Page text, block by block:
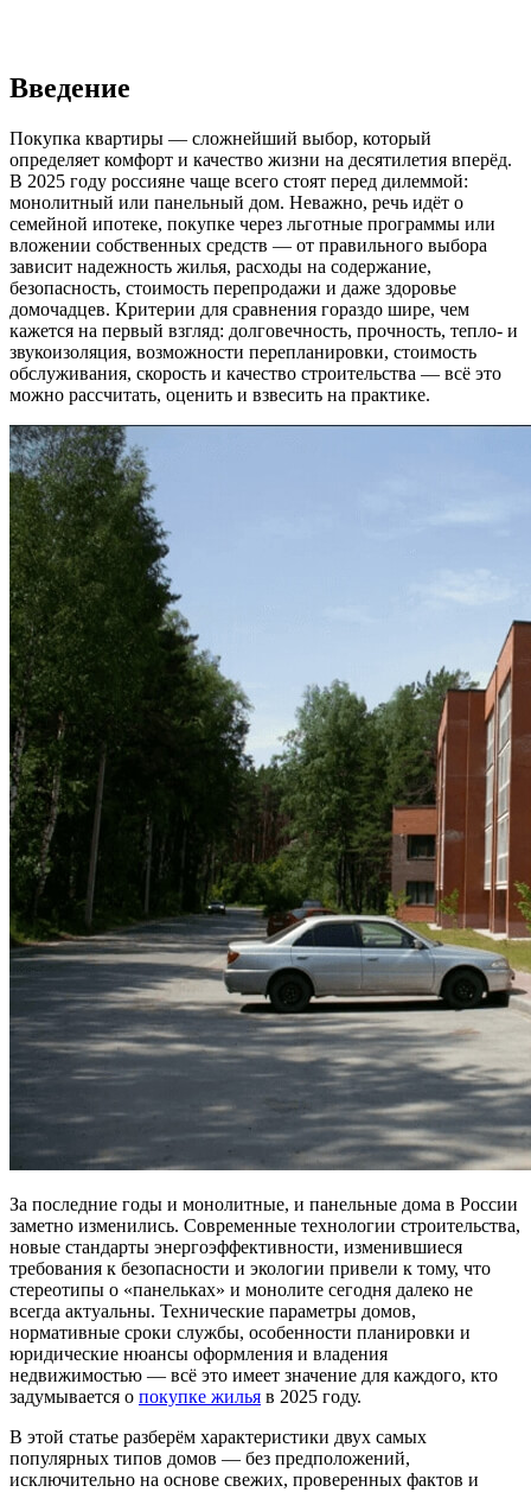
Введение
Покупка квартиры — сложнейший выбор, который
определяет комфорт и качество жизни на десятилетия вперёд.
В 2025 году россияне чаще всего стоят перед дилеммой:
монолитный или панельный дом. Неважно, речь идёт о
семейной ипотеке, покупке через льготные программы или
вложении собственных средств — от правильного выбора
зависит надежность жилья, расходы на содержание,
безопасность, стоимость перепродажи и даже здоровье
домочадцев. Критерии для сравнения гораздо шире, чем
кажется на первый взгляд: долговечность, прочность, тепло- и
звукоизоляция, возможности перепланировки, стоимость
обслуживания, скорость и качество строительства — всё это
можно рассчитать, оценить и взвесить на практике.
За последние годы и монолитные, и панельные дома в России
заметно изменились. Современные технологии строительства,
новые стандарты энергоэффективности, изменившиеся
требования к безопасности и экологии привели к тому, что
стереотипы о «панельках» и монолите сегодня далеко не
всегда актуальны. Технические параметры домов,
нормативные сроки службы, особенности планировки и
юридические нюансы оформления и владения
недвижимостью — всё это имеет значение для каждого, кто
задумывается о покупке жилья в 2025 году.
В этой статье разберём характеристики двух самых
популярных типов домов — без предположений,
исключительно на основе свежих, проверенных фактов и